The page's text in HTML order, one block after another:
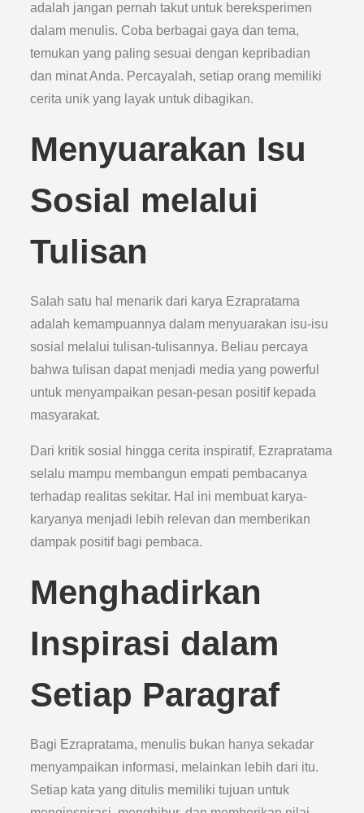
adalah jangan pernah takut untuk bereksperimen
dalam menulis. Coba berbagai gaya dan tema,
temukan yang paling sesuai dengan kepribadian
dan minat Anda. Percayalah, setiap orang memiliki
cerita unik yang layak untuk dibagikan.
Menyuarakan Isu
Sosial melalui
Tulisan
Salah satu hal menarik dari karya Ezrapratama
adalah kemampuannya dalam menyuarakan isu-isu
sosial melalui tulisan-tulisannya. Beliau percaya
bahwa tulisan dapat menjadi media yang powerful
untuk menyampaikan pesan-pesan positif kepada
masyarakat.
Dari kritik sosial hingga cerita inspiratif, Ezrapratama
selalu mampu membangun empati pembacanya
terhadap realitas sekitar. Hal ini membuat karya-
karyanya menjadi lebih relevan dan memberikan
dampak positif bagi pembaca.
Menghadirkan
Inspirasi dalam
Setiap Paragraf
Bagi Ezrapratama, menulis bukan hanya sekadar
menyampaikan informasi, melainkan lebih dari itu.
Setiap kata yang ditulis memiliki tujuan untuk